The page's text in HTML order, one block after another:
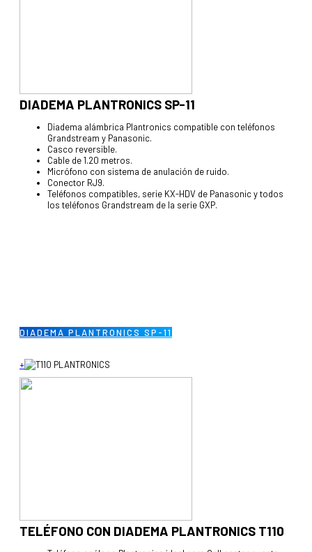
DIADEMA PLANTRONICS SP-11
Diadema alámbrica Plantronics compatible con teléfonos
Grandstream y Panasonic.
Casco reversible.
Cable de 1.20 metros.
Micrófono con sistema de anulación de ruido.
Conector RJ9.
Teléfonos compatibles, serie KX-HDV de Panasonic y todos
los teléfonos Grandstream de la serie GXP.
DIADEMA PLANTRONICS SP-11
+
TELÉFONO CON DIADEMA PLANTRONICS T110